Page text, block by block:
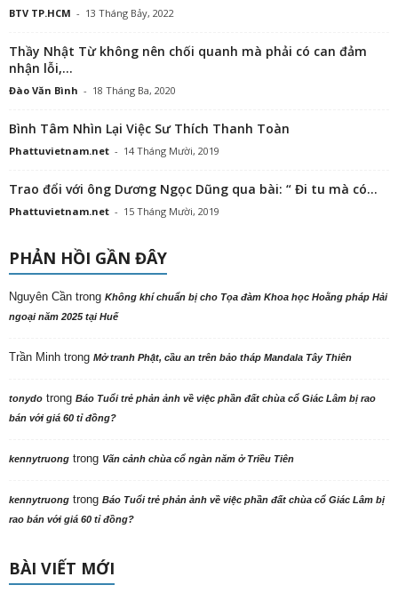
BTV TP.HCM - 13 Tháng Bảy, 2022
Thầy Nhật Từ không nên chối quanh mà phải có can đảm
nhận lỗi,...
Đào Văn Bình - 18 Tháng Ba, 2020
Bình Tâm Nhìn Lại Việc Sư Thích Thanh Toàn
Phattuvietnam.net - 14 Tháng Mười, 2019
Trao đổi với ông Dương Ngọc Dũng qua bài: “ Đi tu mà có...
Phattuvietnam.net - 15 Tháng Mười, 2019
PHẢN HỒI GẦN ĐÂY
Nguyên Cần trong Không khí chuẩn bị cho Tọa đàm Khoa học Hoằng pháp Hải
ngoại năm 2025 tại Huế
Trần Minh trong Mở tranh Phật, cầu an trên bảo tháp Mandala Tây Thiên
tonydo trong Báo Tuổi trẻ phản ảnh về việc phần đất chùa cổ Giác Lâm bị rao
bán với giá 60 tỉ đồng?
kennytruong trong Vãn cảnh chùa cổ ngàn năm ở Triều Tiên
kennytruong trong Báo Tuổi trẻ phản ảnh về việc phần đất chùa cổ Giác Lâm bị
rao bán với giá 60 tỉ đồng?
BÀI VIẾT MỚI